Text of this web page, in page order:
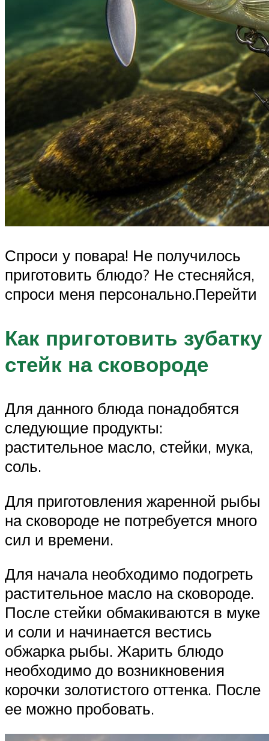
Спроси у повара! Не получилось
приготовить блюдо? Не стесняйся,
спроси меня персонально.Перейти
Как приготовить зубатку
стейк на сковороде
Для данного блюда понадобятся
следующие продукты:
растительное масло, стейки, мука,
соль.
Для приготовления жаренной рыбы
на сковороде не потребуется много
сил и времени.
Для начала необходимо подогреть
растительное масло на сковороде.
После стейки обмакиваются в муке
и соли и начинается вестись
обжарка рыбы. Жарить блюдо
необходимо до возникновения
корочки золотистого оттенка. После
ее можно пробовать.